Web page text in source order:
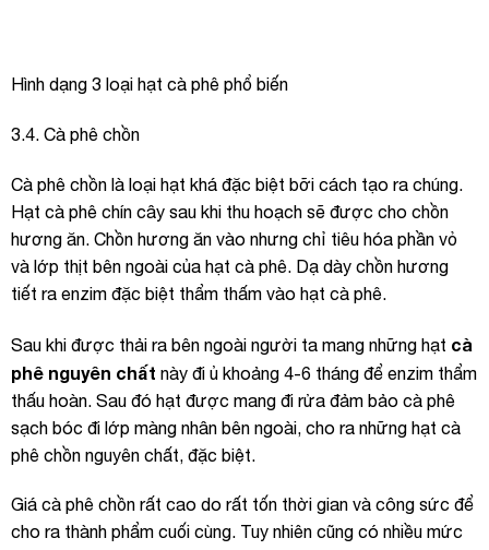
Hình dạng 3 loại hạt cà phê phổ biến
3.4. Cà phê chồn
Cà phê chồn là loại hạt khá đặc biệt bỡi cách tạo ra chúng.
Hạt cà phê chín cây sau khi thu hoạch sẽ được cho chồn
hương ăn. Chồn hương ăn vào nhưng chỉ tiêu hóa phần vỏ
và lớp thịt bên ngoài của hạt cà phê. Dạ dày chồn hương
tiết ra enzim đặc biệt thẩm thấm vào hạt cà phê.
Sau khi được thải ra bên ngoài người ta mang những hạt cà
phê nguyên chất này đi ủ khoảng 4-6 tháng để enzim thẩm
thấu hoàn. Sau đó hạt được mang đi rửa đảm bảo cà phê
sạch bóc đi lớp màng nhân bên ngoài, cho ra những hạt cà
phê chồn nguyên chất, đặc biệt.
Giá cà phê chồn rất cao do rất tốn thời gian và công sức để
cho ra thành phẩm cuối cùng. Tuy nhiên cũng có nhiều mức